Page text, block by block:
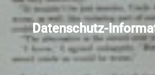
Datenschutz-